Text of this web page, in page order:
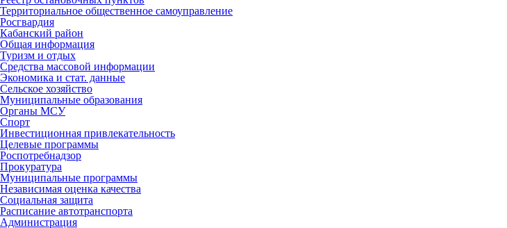
Территориальное общественное самоуправление
Росгвардия
Кабанский район
Общая информация
Туризм и отдых
Средства массовой информации
Экономика и стат. данные
Сельское хозяйство
Муниципальные образования
Органы МСУ
Спорт
Инвестиционная привлекательность
Целевые программы
Роспотребнадзор
Прокуратура
Муниципальные программы
Независимая оценка качества
Социальная защита
Расписание автотранспорта
Администрация